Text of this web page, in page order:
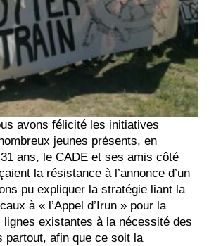
avons félicité les initiatives
jeunes présents, en
ans, le CADE et ses amis côté
la résistance à l’annonce d’un
pu expliquer la stratégie liant la
à « l’Appel d’Irun » pour la
lignes existantes à la nécessité des
partout, afin que ce soit la